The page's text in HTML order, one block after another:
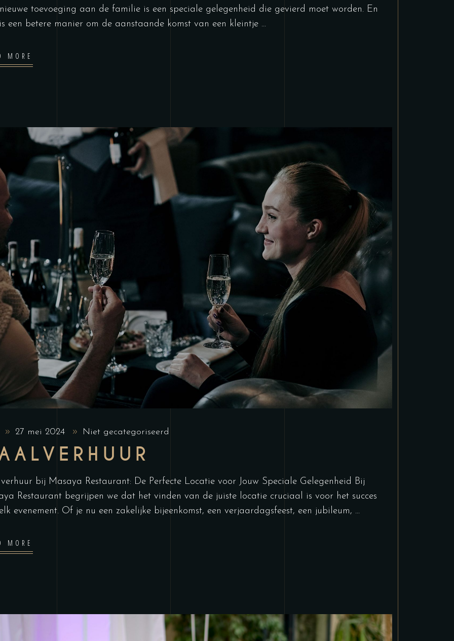
toevoeging aan de familie is een speciale gelegenheid die gevierd moet worden. En
een betere manier om de aanstaande komst van een kleintje
MORE
27 mei 2024 Niet gecategoriseerd
bij Masaya Restaurant: De Perfecte Locatie voor Jouw Speciale Gelegenheid Bij
Restaurant begrijpen we dat het vinden van de juiste locatie cruciaal is voor het succes
evenement. Of je nu een zakelijke bijeenkomst, een verjaardagsfeest, een jubileum,
MORE